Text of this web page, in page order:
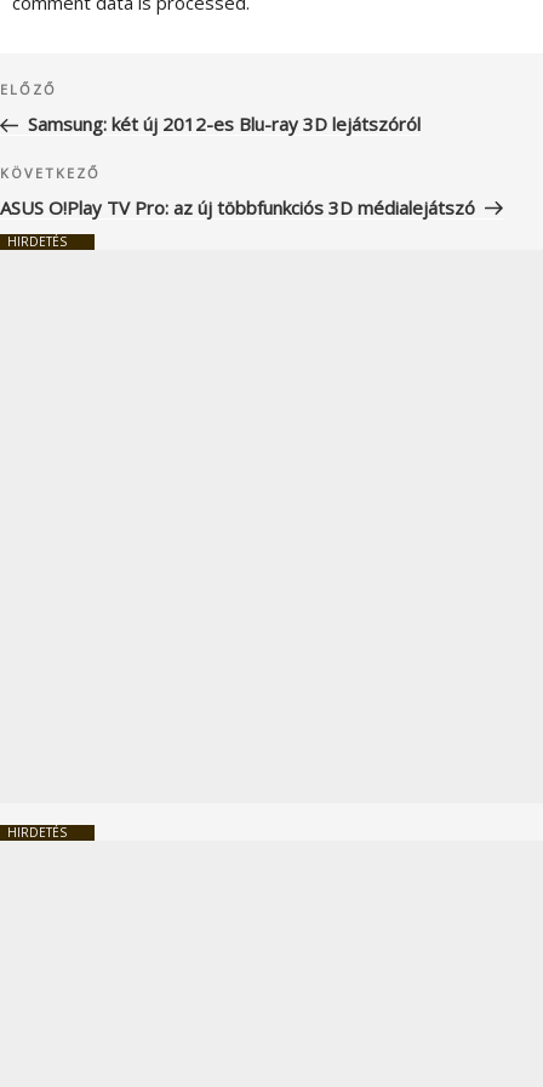
navigáció
Korábbi
bejegyzés
ELŐZŐ
Samsung: két új 2012-es Blu-ray 3D lejátszóról
Következő
bejegyzés
KÖVETKEZŐ
ASUS O!Play TV Pro: az új többfunkciós 3D médialejátszó
HIRDETÉS
HIRDETÉS